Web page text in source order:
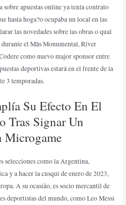
apuestas online ya tenía contrato
hasta hoga?o ocupaba un local en las
las novedades sobre las obras o qual
durante el Mâs Monumental, River
como nuevo major sponsor entre
deportivas estará en el frente de la
3 temporadas.
Su Efecto En El
Tras Signar Un
Microgame
selecciones como la Argentina,
y a hacer la cusqui de enero de 2023,
A su ocasião, es socio mercantil de
deportistas del mundo, como Leo Messi